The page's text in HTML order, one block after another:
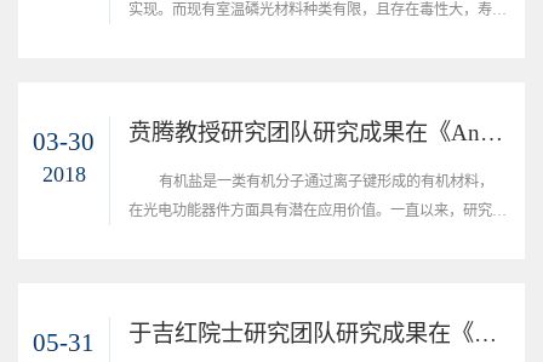
实现。而现有室温磷光材料种类有限，且存在毒性大，寿命
材料国家重点实验室杨柏教授领导的课题组在《Angew.
Carbon Dots: a New Class of Room-...
03-30
2018
贲腾教授研究团队研究成果在《Angew. Chem. Int. Ed.》上发表
有机盐是一类有机分子通过离子键形成的有机材料，
在光电功能器件方面具有潜在应用价值。一直以来，研究者
究者面前的一个巨大挑战。2018年3月，吉林大学化学学院
05-31 于吉红院士研究团队研究成果在《Science Advances》上发表